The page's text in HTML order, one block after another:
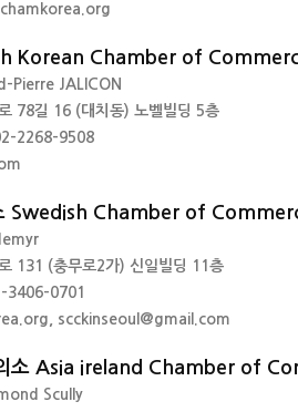
Korean Chamber of
Pierre JALICON
78길 16 (대치동) 노벨빌딩 5층
2268-9508
Swedish Chamber of
131 (충무로2가) 신일빌딩 11층
3406-0701
scckinseoul@gmail.com
소 Asia ireland Chamber of
Scully